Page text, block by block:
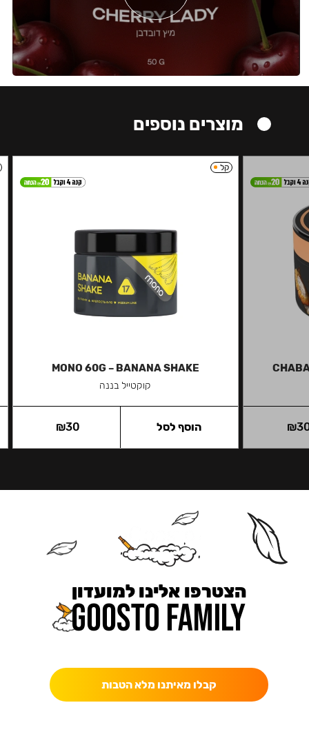
מוצרים נוספים
₪
קל
MONO 60G – BANANA SHAKE
קוקטייל בננה
₪30 הוסף לסל
הצטרפו אלינו למועדון
קבלו מאיתנו מלא הטבות